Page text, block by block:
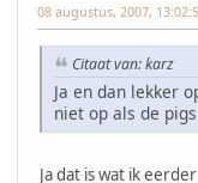
08 augustus, 2007,
Citaat van: karz
Ja en dan lekker
niet op als de
Ja dat is wat ik